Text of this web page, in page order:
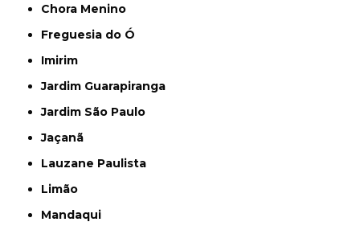
Chora Menino
Freguesia do Ó
Imirim
Jardim Guarapiranga
Jardim São Paulo
Jaçanã
Lauzane Paulista
Limão
Mandaqui